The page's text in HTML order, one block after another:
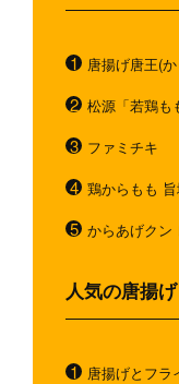
唐揚げ唐王(
松源「若鶏も
ファミチキ
鶏からもも
からあげクン
人気の唐揚
唐揚げとフラ